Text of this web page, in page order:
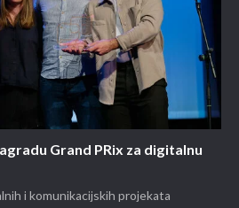
Grand PRix za digitalnu
i komunikacijskih projekata